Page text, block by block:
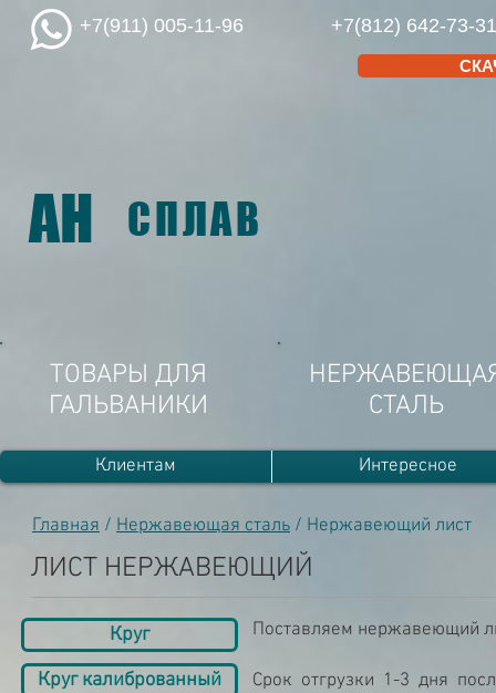
+7(911) 005-11-96 +7(812) 642-73-31
Главная / Нержавеющая сталь / Нержавеющий лист
ЛИСТ НЕРЖАВЕЮЩИЙ
Поставляем нержавеющий
Срок отгрузки 1-3 дня
Круг
Круг калиброванный
АН СПЛАВ
ТОВАРЫ ДЛЯ
ГАЛЬВАНИКИ
СТАЛЬ
Клиентам Интересное